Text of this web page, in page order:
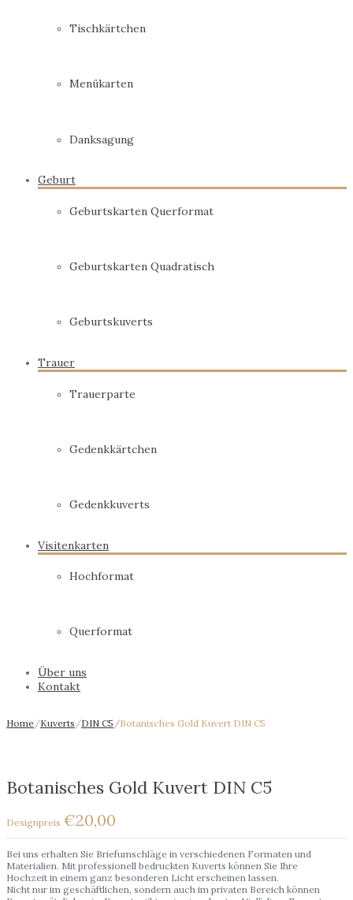
Tischkärtchen
Menükarten
Danksagung
Geburt
Geburtskarten Querformat
Geburtskarten Quadratisch
Geburtskuverts
Trauer
Trauerparte
Gedenkkärtchen
Gedenkkuverts
Visitenkarten
Hochformat
Querformat
Über uns
Kontakt
Home/Kuverts /DIN C5 /Botanisches Gold Kuvert DIN C5
Botanisches Gold Kuvert DIN C5
€20,00
Bei uns erhalten Sie Briefumschläge in verschiedenen Formaten und
Materialien. Mit professionell bedruckten Kuverts können Sie Ihre
Hochzeit in einem ganz besonderen Licht erscheinen lassen.
Nicht nur im geschäftlichen, sondern auch im privaten Bereich können